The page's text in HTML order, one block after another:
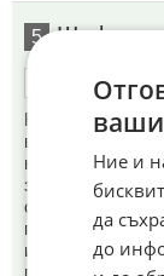
5 Шеф
ОТГОВОР
Каквото каже
всичките му
нито да се
значение
смее да му
подчиняват. Е,
изглежда като
поръчки.
Ние и
да
до